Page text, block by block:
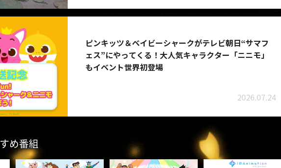
ピンキッツ＆ベイビーシャークがテレビ朝日“サマフ
ェス”にやってくる！大人気キャラクター「ニニモ」
もイベント世界初登場
2026.07.24
め番組